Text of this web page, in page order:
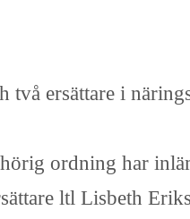
två ersättare i
ordning har
ltl Lisbeth